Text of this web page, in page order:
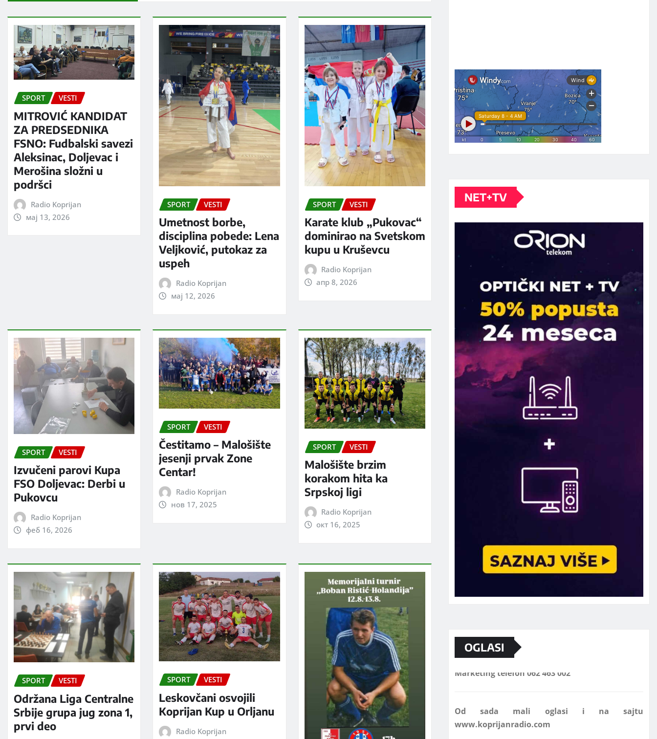
SPORT VESTI
MITROVIĆ KANDIDAT
ZA PREDSEDNIKA
FSNO: Fudbalski savezi
Aleksinac, Doljevac i
Merošina složni u
podršci
Radio Koprijan
мај 13, 2026
SPORT VESTI
Umetnost borbe,
disciplina pobede: Lena
Veljković, putokaz za
uspeh
Radio Koprijan
мај 12, 2026
SPORT VESTI
Karate klub „Pukovac“
dominirao na Svetskom
kupu u Kruševcu
Radio Koprijan
апр 8, 2026
SPORT VESTI
Izvučeni parovi Kupa
FSO Doljevac: Derbi u
Pukovcu
Radio Koprijan
феб 16, 2026
SPORT VESTI
Čestitamo – Malošište
jesenji prvak Zone
Centar!
Radio Koprijan
нов 17, 2025
SPORT VESTI
Malošište brzim
korakom hita ka
Srpskoj ligi
Radio Koprijan
окт 16, 2025
SPORT VESTI
Održana Liga Centralne
Srbije grupa jug zona 1,
prvi deo
SPORT VESTI
Leskovčani osvojili
Koprijan Kup u Orljanu
Radio Koprijan
NET+TV
OGLASI
Marketing telefon 062 463 002